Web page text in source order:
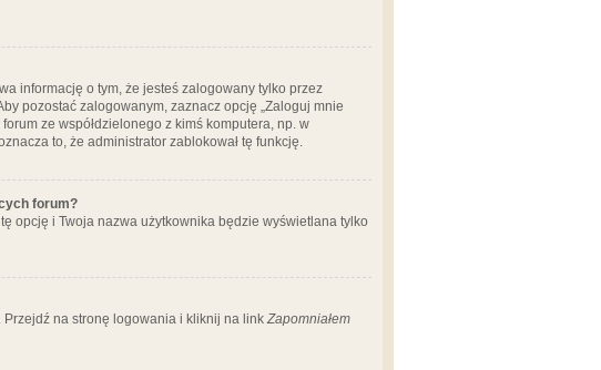
informację o tym, że jesteś zalogowany tylko przez
pozostać zalogowanym, zaznacz opcję „Zaloguj mnie
ze współdzielonego z kimś komputera, np. w
to, że administrator zablokował tę funkcję.
forum?
tę opcję i Twoja nazwa użytkownika będzie wyświetlana tylko
na stronę logowania i kliknij na link Zapomniałem